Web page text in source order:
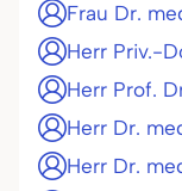
Frau Dr.
Herr Priv.-
Herr Prof.
Herr Dr.
Herr Dr.